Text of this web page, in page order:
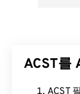
ACST를
ACST